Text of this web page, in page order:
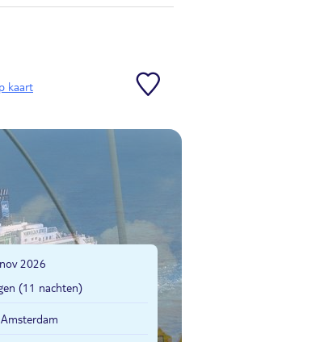
kaart
2026
(11 nachten)